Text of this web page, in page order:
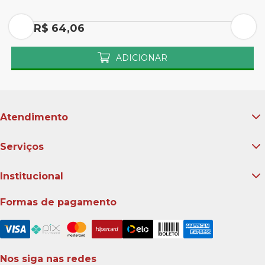
Por R$ 64,06
ADICIONAR
Atendimento
Serviços
Institucional
Formas de pagamento
Nos siga nas redes